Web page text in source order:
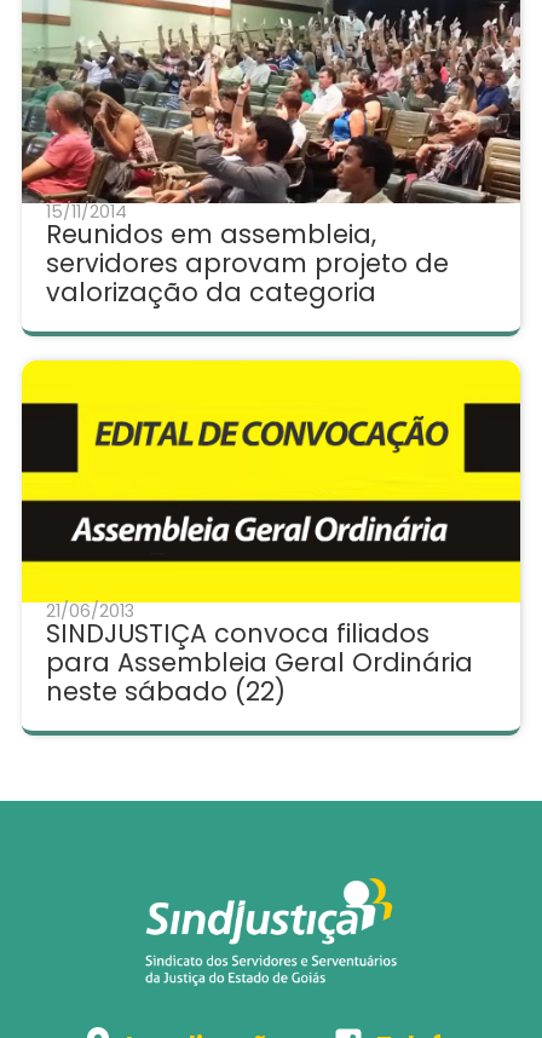
15/11/2014
Reunidos em assembleia,
servidores aprovam projeto de
valorização da categoria
21/06/2013
SINDJUSTIÇA convoca filiados
para Assembleia Geral Ordinária
neste sábado (22)